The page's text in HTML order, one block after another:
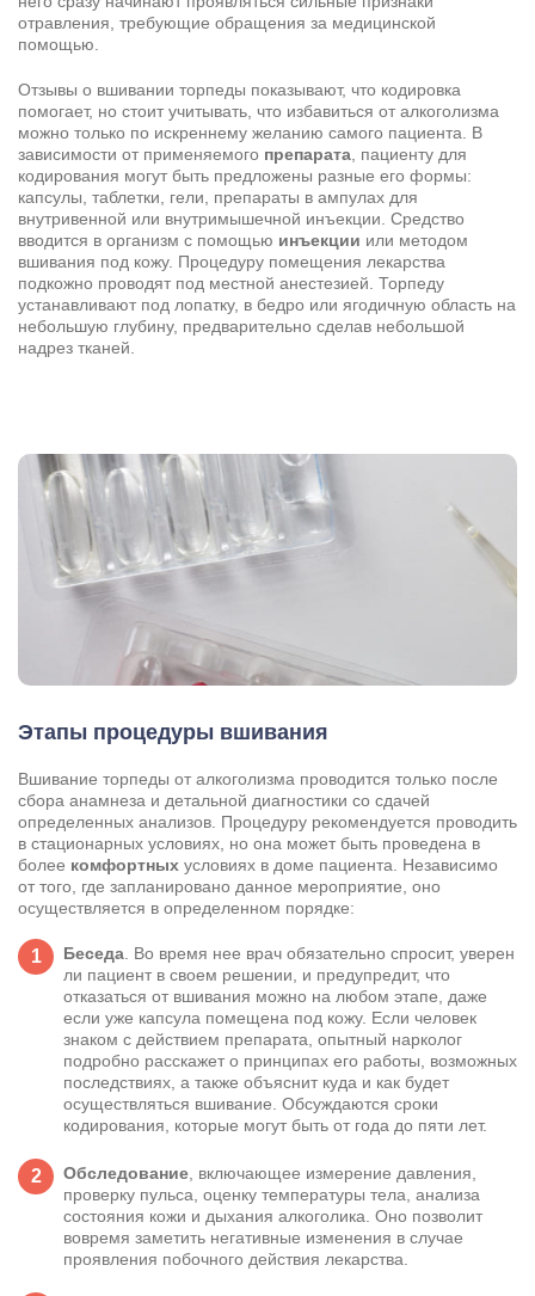
отравления, требующие обращения за медицинской
помощью.
Отзывы о вшивании торпеды показывают, что кодировка
помогает, но стоит учитывать, что избавиться от алкоголизма
можно только по искреннему желанию самого пациента. В
зависимости от применяемого препарата , пациенту для
кодирования могут быть предложены разные его формы:
капсулы, таблетки, гели, препараты в ампулах для
внутривенной или внутримышечной инъекции. Средство
вводится в организм с помощью инъекции или методом
вшивания под кожу. Процедуру помещения лекарства
подкожно проводят под местной анестезией. Торпеду
устанавливают под лопатку, в бедро или ягодичную область на
небольшую глубину, предварительно сделав небольшой
надрез тканей.
Этапы процедуры вшивания
Вшивание торпеды от алкоголизма проводится только после
сбора анамнеза и детальной диагностики со сдачей
определенных анализов. Процедуру рекомендуется проводить
в стационарных условиях, но она может быть проведена в
более комфортных условиях в доме пациента. Независимо
от того, где запланировано данное мероприятие, оно
осуществляется в определенном порядке:
Беседа . Во время нее врач обязательно спросит, уверен
ли пациент в своем решении, и предупредит, что
отказаться от вшивания можно на любом этапе, даже
если уже капсула помещена под кожу. Если человек
знаком с действием препарата, опытный нарколог
подробно расскажет о принципах его работы, возможных
последствиях, а также объяснит куда и как будет
осуществляться вшивание. Обсуждаются сроки
кодирования, которые могут быть от года до пяти лет.
Обследование , включающее измерение давления,
проверку пульса, оценку температуры тела, анализа
состояния кожи и дыхания алкоголика. Оно позволит
вовремя заметить негативные изменения в случае
проявления побочного действия лекарства.
Нажимая кнопку я соглашаюсь сполитикой конфиденциальности
ипользовательским соглашением
Вызвать специалиста
Результаты поиска (0)
Нажимая кнопку я соглашаюсь сполитикой конфиденциальности
и
пользовательским соглашением
Отправить